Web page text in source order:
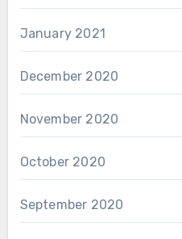
January 2021
December 2020
November 2020
October 2020
September 2020